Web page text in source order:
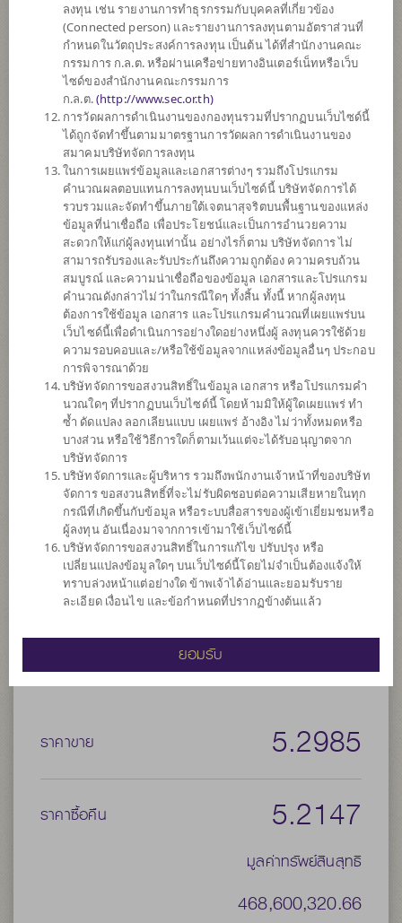
ข้อมูลสรุป
ผลการดำเนินงาน
ข้อมูลการสั่งซื้อขาย
ดาวน์โหลดเอกสาร
ปฏิทินวันหยุด
นโยบาย
เน้นลงทุนในหน่วยลงทุนของกองทุนรวมต่างประเทศเพียงกองทุนเดียว
(Feeder Fund) ได้แก่ UBS (Lux) Equity SICAV - All China (USD)
(กองทุนหลัก) Class I-A1-acc กองทุนหลักลงทุนในหุ้น และหลักทรัพย์อื่น
ที่เกี่ยวข้องกับตราสารทุนที่ออกโดยบริษัทที่จัดตั้งในประเทศจีน และ
บริษัทอื่น ๆ ที่มีความสัมพันธ์ใกล้ชิดทางเศรษฐกิจกับประเทศจีน โดย
การลงทุนจะประกอบด้วยหลักทรัพย์ที่จดทะเบียนซื้อขายใน
ตลาดหลักทรัพย์ทั้งในประเทศจีน (onshore) และนอกประเทศจีน
(offshore)
กองทุนอาจลงทุนในหน่วยลงทุนของกองทุนรวม หรือกองทุนรวม
อสังหาริมทรัพย์ (กอง1) หรือทรัสต์เพื่อการลงทุนในอสังหาริมทรัพย์
(REITs) หรือกองทุนรวมโครงสร้างพื้นฐาน (infra) ซึ่งอยู่ภายใต้การ
จัดการของบริษัทจัดการในสัดส่วนไม่เกิน 100% ของ NAV
กองทุนอาจลงทุนในสัญญาซื้อขายล่วงหน้า (Derivatives) เพื่อเพิ่ม
ประสิทธิภาพการบริหารการลงทุน (Efficient portfolio management)
และ/หรือการบริหารความเสี่ยง โดยป้องกันความเสี่ยงจากอัตราแลก
เปลี่ยน (Hedging) ตามดุลยพินิจของผู้จัดการกองทุน
ประเภทกองทุน กองทุนที่ลงทุนในต่างประเทศ
ประเภทกองทุนย่อย เน้นลงทุนในตราสารทุน
วันที่ 23 มี.ค. 2564
ราคาขาย 5.2985
ราคาซื้อคืน 5.2147
มูลค่าทรัพย์สินสุทธิ
468,600,320.66
ลงทุน เช่น รายงานการทำธุรกรรมกับบุคคลที่เกี่ยวข้อง
(Connected person) และรายงานการลงทุนตามอัตราส่วนที่
กำหนดในวัตถุประสงค์การลงทุน เป็นต้น ได้ที่สำนักงานคณะ
กรรมการ ก.ล.ต. หรือผ่านเครือข่ายทางอินเตอร์เน็ทหรือเว็บ
ไซด์ของสำนักงานคณะกรรมการ
ก.ล.ต.(http://www.sec.or.th)
การวัดผลการดำเนินงานของกองทุนรวมที่ปรากฏบนเว็บไซด์นี้
ได้ถูกจัดทำขึ้นตามมาตรฐานการวัดผลการดำเนินงานของ
สมาคมบริษัทจัดการลงทุน
ในการเผยแพร่ข้อมูลและเอกสารต่างๆ รวมถึงโปรแกรม
คำนวณผลตอบแทนการลงทุนบนเว็บไซด์นี้ บริษัทจัดการได้
รวบรวมและจัดทำขึ้นภายใต้เจตนาสุจริตบนพื้นฐานของแหล่ง
ข้อมูลที่น่าเชื่อถือ เพื่อประโยชน์และเป็นการอำนวยความ
สะดวกให้แก่ผู้ลงทุนเท่านั้น อย่างไรก็ตาม บริษัทจัดการ ไม่
สามารถรับรองและรับประกันถึงความถูกต้อง ความครบถ้วน
สมบูรณ์ และความน่าเชื่อถือของข้อมูล เอกสารและโปรแกรม
คำนวณดังกล่าวไม่ว่าในกรณีใดๆ ทั้งสิ้น ทั้งนี้ หากผู้ลงทุน
ต้องการใช้ข้อมูล เอกสาร และโปรแกรมคำนวณที่เผยแพร่บน
เว็บไซด์นี้เพื่อดำเนินการอย่างใดอย่างหนึ่งผู้ ลงทุนควรใช้ด้วย
ความรอบคอบและ/หรือใช้ข้อมูลจากแหล่งข้อมูลอื่นๆ ประกอบ
การพิจารณาด้วย
บริษัทจัดการขอสงวนสิทธิ์ในข้อมูล เอกสาร หรือโปรแกรมคำ
นวณใดๆ ที่ปรากฏบนเว็บไซด์นี้ โดยห้ามมิให้ผู้ใดเผยแพร่ ทำ
ซ้ำ ดัดแปลง ลอกเลียนแบบ เผยแพร่ อ้างอิง ไม่ว่าทั้งหมดหรือ
บางส่วน หรือใช้วิธีการใดก็ตามเว้นแต่จะได้รับอนุญาตจาก
บริษัทจัดการ
บริษัทจัดการและผู้บริหาร รวมถึงพนักงานเจ้าหน้าที่ของบริษัท
จัดการ ขอสงวนสิทธิ์ที่จะไม่รับผิดชอบต่อความเสียหายในทุก
กรณีที่เกิดขึ้นกับข้อมูล หรือระบบสื่อสารของผู้เข้าเยี่ยมชมหรือ
ผู้ลงทุน อันเนื่องมาจากการเข้ามาใช้เว็บไซด์นี้
บริษัทจัดการขอสงวนสิทธิ์ในการแก้ไข ปรับปรุง หรือ
เปลี่ยนแปลงข้อมูลใดๆ บนเว็บไซด์นี้โดยไม่จำเป็นต้องแจ้งให้
ทราบล่วงหน้าแต่อย่างใด ข้าพเจ้าได้อ่านและยอมรับราย
ละเอียด เงื่อนไข และข้อกำหนดที่ปรากฏข้างต้นแล้ว
ยอมรับ